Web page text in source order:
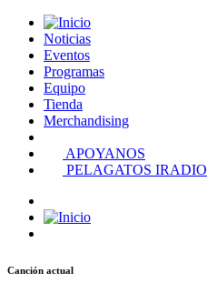
Noticias
Eventos
Programas
Equipo
Tienda
Merchandising
APOYANOS
PELAGATOS IRADIO
Canción actual